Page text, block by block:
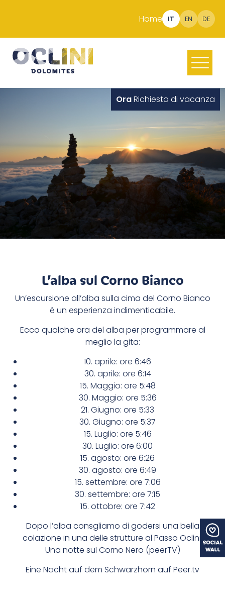
Home IT EN DE
OraRichiesta di vacanza
L’alba sul Corno Bianco
Un’escursione all’alba sulla cima del Corno Bianco
é un esperienza indimenticabile.
Ecco qualche ora del alba per programmare al
meglio la gita:
10. aprile: ore 6:46
30. aprile: ore 6:14
15. Maggio: ore 5:48
30. Maggio: ore 5:36
21. Giugno: ore 5:33
30. Giugno: ore 5:37
15. Luglio: ore 5:46
30. Luglio: ore 6:00
15. agosto: ore 6:26
30. agosto: ore 6:49
15. settembre: ore 7:06
30. settembre: ore 7:15
15. ottobre: ore 7:42
Dopo l’alba consgliamo di godersi una bella
colazione in una delle strutture al Passo Oclini.
Una notte sul Corno Nero (peerTV)
Eine Nacht auf dem Schwarzhorn auf Peer.tv